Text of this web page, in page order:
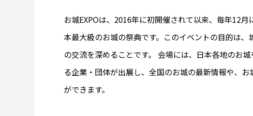
お城EXPOは、2016年に初開催されて以来、毎年12
本最大級のお城の祭典です。このイベントの目的は
の交流を深めることです。 会場には、日本各地のお
る企業・団体が出展し、全国のお城の最新情報や、
ができます。